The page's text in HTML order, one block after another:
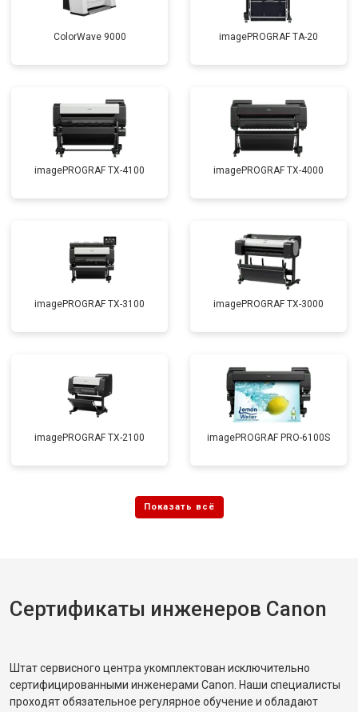
ColorWave 9000 imagePROGRAF TA-20
imagePROGRAF TX-4100 imagePROGRAF TX-4000
imagePROGRAF TX-3100 imagePROGRAF TX-3000
imagePROGRAF TX-2100 imagePROGRAF PRO-6100S
Сертификаты инженеров Canon
Штат сервисного центра укомплектован исключительно
сертифицированными инженерами Canon. Наши специалисты
проходят обязательное регулярное обучение и обладают